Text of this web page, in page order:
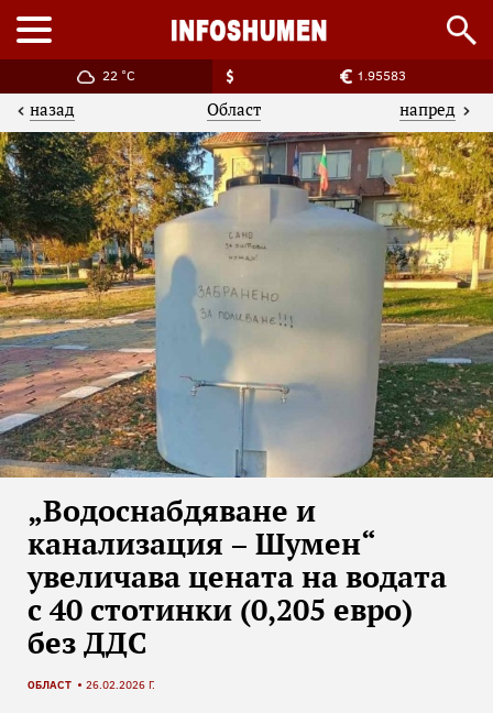
22 °C 1.95583
назад Област напред
„Водоснабдяване и
канализация – Шумен“
увеличава цената на водата
с 40 стотинки (0,205 евро)
без ДДС
ОБЛАСТ 26.02.2026 Г.